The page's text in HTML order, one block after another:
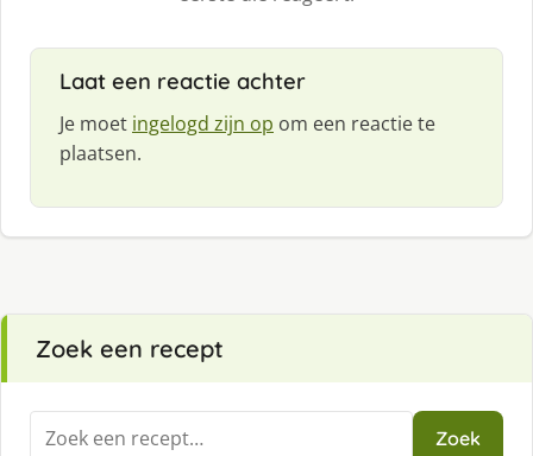
Laat een reactie achter
Je moet ingelogd zijn op om een reactie te
plaatsen.
Zoek een recept
Zoeken
Zoek